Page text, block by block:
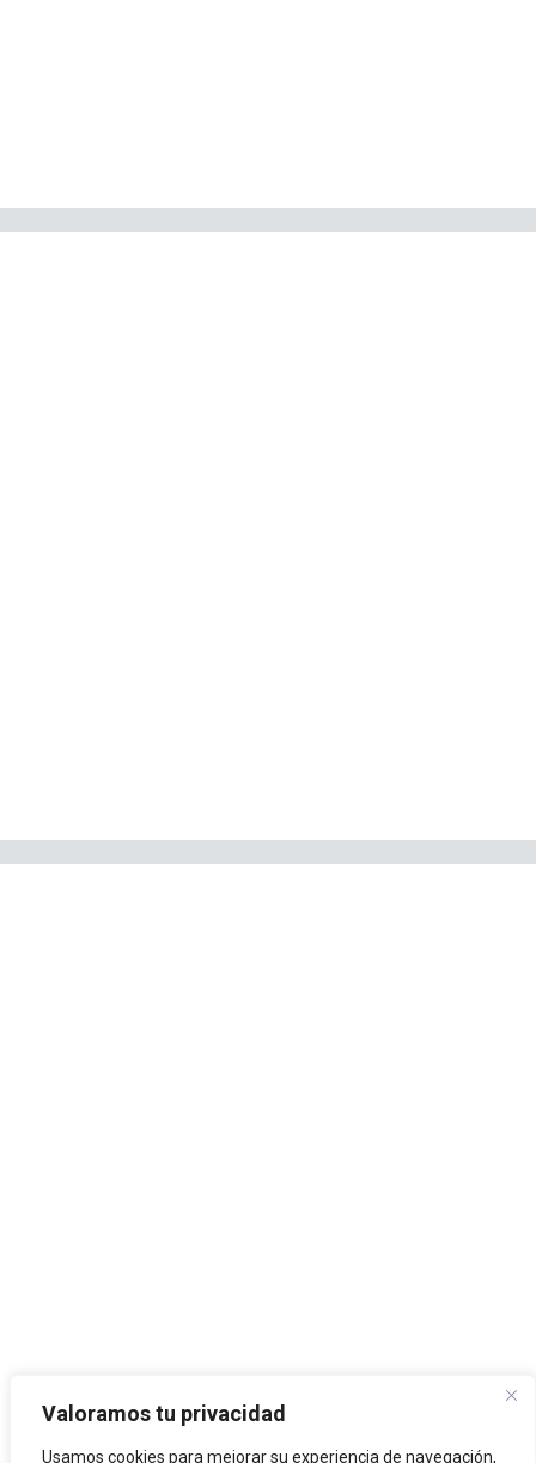
Valoramos tu privacidad
Usamos cookies para mejorar su experiencia de navegación,